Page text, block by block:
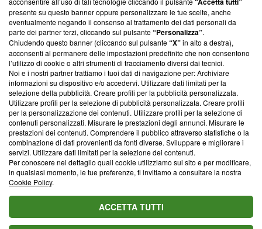
conformità agli standard.
Su di noi
Team editoriale
Corporate
Redazione
Informativa Privacy
Cookie Policy
Blasting SA, IDI CHE-247.845.224, Via Carlo Frasca, 3 - 6900
Lugano (Svizzera) Tel:+39 0690258937
© 2026 Blasting News
presente su questo banner oppure personalizzare le tue scelte, anche
eventualmente negando il consenso al trattamento dei dati personali da
parte dei partner terzi, cliccando sul pulsante“Personalizza”.
Chiudendo questo banner (cliccando sul pulsante“X”in alto a destra),
acconsenti al permanere delle impostazioni predefinite che non consentono
l’utilizzo di cookie o altri strumenti di tracciamento diversi dai tecnici.
Noi e i nostri partner trattiamo i tuoi dati di navigazione per: Archiviare
informazioni su dispositivo e/o accedervi. Utilizzare dati limitati per la
selezione della pubblicità. Creare profili per la pubblicità personalizzata.
Utilizzare profili per la selezione di pubblicità personalizzata. Creare profili
per la personalizzazione dei contenuti. Utilizzare profili per la selezione di
contenuti personalizzati. Misurare le prestazioni degli annunci. Misurare le
prestazioni dei contenuti. Comprendere il pubblico attraverso statistiche o la
combinazione di dati provenienti da fonti diverse. Sviluppare e migliorare i
servizi. Utilizzare dati limitati per la selezione dei contenuti.
Per conoscere nel dettaglio quali cookie utilizziamo sul sito e per modificare,
in qualsiasi momento, le tue preferenze, ti invitiamo a consultare la nostra
Cookie Policy.
ACCETTA TUTTI